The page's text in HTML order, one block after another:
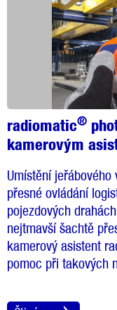
radiomatic®
kamerovým
Umístění
přesné ovládání
pojezdových
nejtmavší šachtě
kamerový asistent
pomoc při takových